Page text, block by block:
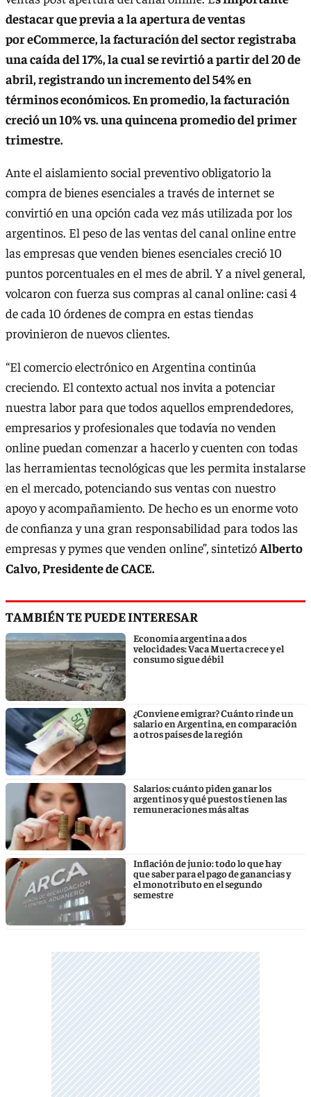
destacar que previa a la apertura de ventas
por eCommerce, la facturación del sector registraba
una caída del 17%, la cual se revirtió a partir del 20 de
abril, registrando un incremento del 54% en
términos económicos. En promedio, la facturación
creció un 10% vs. una quincena promedio del primer
trimestre.
Ante el aislamiento social preventivo obligatorio la
compra de bienes esenciales a través de internet se
convirtió en una opción cada vez más utilizada por los
argentinos. El peso de las ventas del canal online entre
las empresas que venden bienes esenciales creció 10
puntos porcentuales en el mes de abril. Y a nivel general,
volcaron con fuerza sus compras al canal online: casi 4
de cada 10 órdenes de compra en estas tiendas
provinieron de nuevos clientes.
“El comercio electrónico en Argentina continúa
creciendo. El contexto actual nos invita a potenciar
nuestra labor para que todos aquellos emprendedores,
empresarios y profesionales que todavía no venden
online puedan comenzar a hacerlo y cuenten con todas
las herramientas tecnológicas que les permita instalarse
en el mercado, potenciando sus ventas con nuestro
apoyo y acompañamiento. De hecho es un enorme voto
de confianza y una gran responsabilidad para todos las
empresas y pymes que venden online”, sintetizóAlberto
Calvo, Presidente de CACE.
TAMBIÉN TE PUEDE INTERESAR
Economía argentina a dos
velocidades: Vaca Muerta crece y el
consumo sigue débil
¿Conviene emigrar? Cuánto rinde un
salario en Argentina, en comparación
a otros países de la región
Salarios: cuánto piden ganar los
argentinos y qué puestos tienen las
remuneraciones más altas
Inflación de junio: todo lo que hay
que saber para el pago de ganancias y
el monotributo en el segundo
semestre